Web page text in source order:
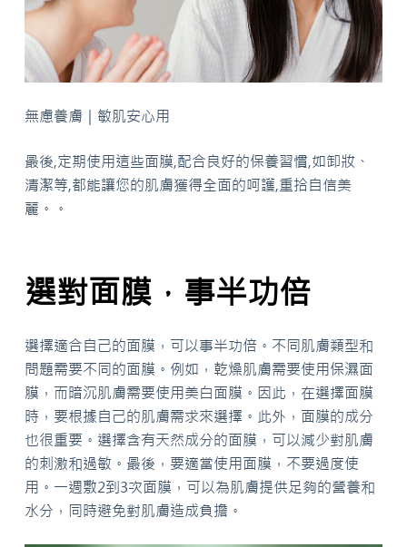
無慮養膚｜敏肌安心用
最後,定期使用這些面膜,配合良好的保養習慣,如卸妝、
清潔等,都能讓您的肌膚獲得全面的呵護,重拾自信美
麗。。
選對面膜，事半功倍
選擇適合自己的面膜，可以事半功倍。不同肌膚類型和
問題需要不同的面膜。例如，乾燥肌膚需要使用保濕面
膜，而暗沉肌膚需要使用美白面膜。因此，在選擇面膜
時，要根據自己的肌膚需求來選擇。此外，面膜的成分
也很重要。選擇含有天然成分的面膜，可以減少對肌膚
的刺激和過敏。最後，要適當使用面膜，不要過度使
用。一週敷2到3次面膜，可以為肌膚提供足夠的營養和
水分，同時避免對肌膚造成負擔。